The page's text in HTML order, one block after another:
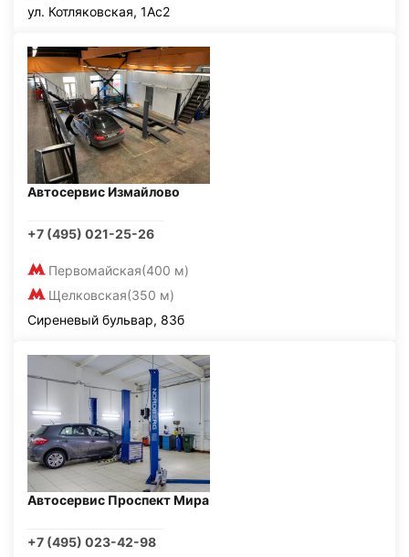
ул. Котляковская, 1Ас2
Автосервис Измайлово
+7 (495) 021-25-26
Первомайская(400 м)
Щелковская(350 м)
Сиреневый бульвар, 83б
Автосервис Проспект Мира
+7 (495) 023-42-98